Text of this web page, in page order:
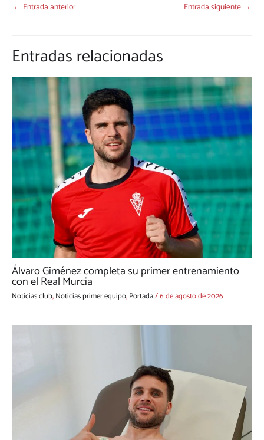
← Entrada anterior Entrada siguiente →
Entradas relacionadas
Álvaro Giménez completa su primer entrenamiento
con el Real Murcia
Noticias club,Noticias primer equipo,Portada/6 de agosto de 2026